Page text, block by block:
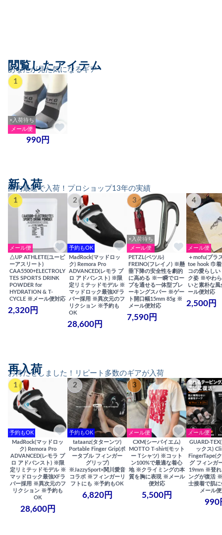
あなたが見た気になるギア
閲覧したアイテム
1
×入荷待ち
メール便
990円
国内最速で入荷！プロショップ13年の実績
新入荷
1
メール便
△UP ATHLETE(ユーピ
ーアスリート)
CAA5500+ELECTROLY
TES SPORTS DRINK
POWDER for
HYDRATION & T-
CYCLE ※メール便対応
2,320円
2
予約もOK
MadRock(マッドロッ
ク) Remora Pro
ADVANCED(レモラ プ
ロ アドバンスト) ※限
定リミテッドモデル ※
マッドロック最強XFラ
バー採用 ※異次元のフ
リクション ※予約も
OK
28,600円
3
×入荷待ち
メール便
PETZL(ペツル)
FREINO(フレイノ) ※懸
垂下降の安全性を劇的
に高める ※一瞬でロー
プを通せる一体型ブレ
ーキングスパー ※ゲー
ト開口幅15mm 85g ※
メール便対応
7,590円
4
メール便
＋mofu(プラ
toe hook 巾
コの愛らしい
ク姿 ※やわ
いと素朴な
ール便対応
2,500円
お待たせしました！リピート多数のギアが入荷
再入荷
1
予約もOK
MadRock(マッドロッ
ク) Remora Pro
ADVANCED(レモラ プ
ロ アドバンスト) ※限
定リミテッドモデル ※
マッドロック最強XFラ
バー採用 ※異次元のフ
リクション ※予約も
OK
28,600円
2
予約もOK
tataanz(タターンツ)
Portable Finger Grip(ポ
ータブル フィンガー
グリップ)
※JazzySport×関川愛音
コラボ ※フィンガーリ
フトにも ※予約もOK
6,820円
3
メール便
CXM(シーバイエム)
MOTTO T-shirt(モット
ー Tシャツ) ※コット
ン100%で最適な着心
地 ※クライミングの本
質を胸に表現 ※メール
便対応
5,500円
4
メール便
GUARD-
ックス)
FingerTape(
グ フィンガ
19mm ※登れ
ングが復活
士接着で肌
メール
990